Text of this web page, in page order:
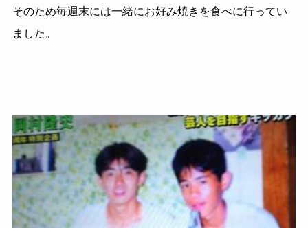
そのため毎週末には一緒にお好み焼きを食べに行ってい
ました。